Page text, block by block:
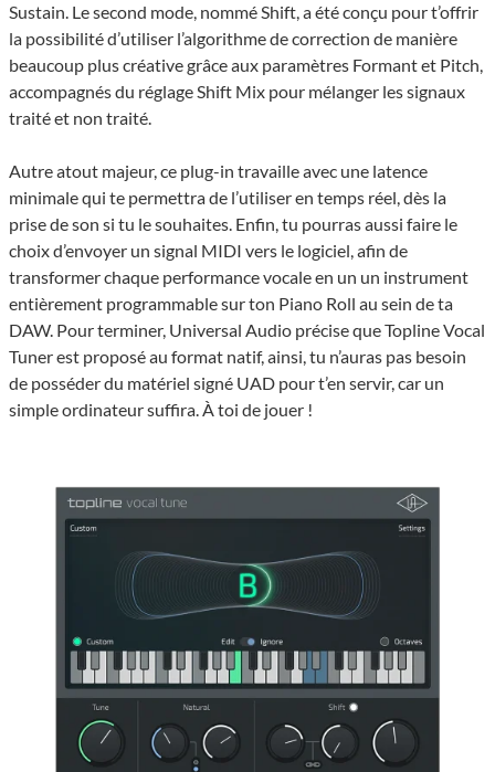
Sustain. Le second mode, nommé Shift, a été conçu pour t’offrir
la possibilité d’utiliser l’algorithme de correction de manière
beaucoup plus créative grâce aux paramètres Formant et Pitch,
accompagnés du réglage Shift Mix pour mélanger les signaux
traité et non traité.
Autre atout majeur, ce plug-in travaille avec une latence
minimale qui te permettra de l’utiliser en temps réel, dès la
prise de son si tu le souhaites. Enfin, tu pourras aussi faire le
choix d’envoyer un signal MIDI vers le logiciel, afin de
transformer chaque performance vocale en un un instrument
entièrement programmable sur ton Piano Roll au sein de ta
DAW. Pour terminer, Universal Audio précise que Topline Vocal
Tuner est proposé au format natif, ainsi, tu n’auras pas besoin
de posséder du matériel signé UAD pour t’en servir, car un
simple ordinateur suffira. À toi de jouer !